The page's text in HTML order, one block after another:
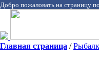
Добро пожаловать на страницу
Главная страница /